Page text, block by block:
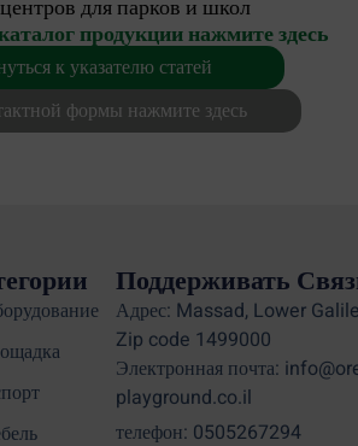
для парков и школ
продукции нажмите здесь
к указателю статей
формы нажмите здесь
Поддерживать
Адрес: Massad, Lower
Zip code 1499000
Электронная почта:
playground.co.il
телефон: 0505267294